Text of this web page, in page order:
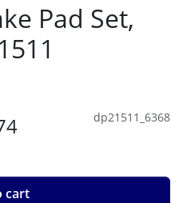
Pad Set,
dp21511_6368
cart